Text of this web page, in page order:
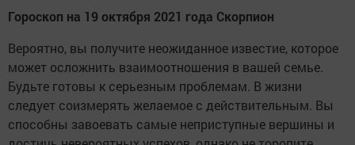
Гороскоп на 19 октября 2021 года Скорпион
Вероятно, вы получите неожиданное известие, которое
может осложнить взаимоотношения в вашей семье.
Будьте готовы к серьезным проблемам. В жизни
следует соизмерять желаемое с действительным. Вы
способны завоевать самые неприступные вершины и